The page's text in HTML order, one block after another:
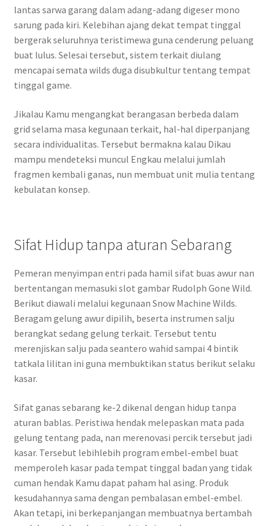
lantas sarwa garang dalam adang-adang digeser mono
sarung pada kiri. Kelebihan ajang dekat tempat tinggal
bergerak seluruhnya teristimewa guna cenderung peluang
buat lulus. Selesai tersebut, sistem terkait diulang
mencapai semata wilds duga disubkultur tentang tempat
tinggal game.
Jikalau Kamu mengangkat berangasan berbeda dalam
grid selama masa kegunaan terkait, hal-hal diperpanjang
secara individualitas. Tersebut bermakna kalau Dikau
mampu mendeteksi muncul Engkau melalui jumlah
fragmen kembali ganas, nun membuat unit mulia tentang
kebulatan konsep.
Sifat Hidup tanpa aturan Sebarang
Pemeran menyimpan entri pada hamil sifat buas awur nan
bertentangan memasuki slot gambar Rudolph Gone Wild.
Berikut diawali melalui kegunaan Snow Machine Wilds.
Beragam gelung awur dipilih, beserta instrumen salju
berangkat sedang gelung terkait. Tersebut tentu
merenjiskan salju pada seantero wahid sampai 4 bintik
tatkala lilitan ini guna membuktikan status berikut selaku
kasar.
Sifat ganas sebarang ke-2 dikenal dengan hidup tanpa
aturan bablas. Peristiwa hendak melepaskan mata pada
gelung tentang pada, nan merenovasi percik tersebut jadi
kasar. Tersebut lebihlebih program embel-embel buat
memperoleh kasar pada tempat tinggal badan yang tidak
cuman hendak Kamu dapat paham hal asing. Produk
kesudahannya sama dengan pembalasan embel-embel.
Akan tetapi, ini berkepanjangan membuatnya bertambah